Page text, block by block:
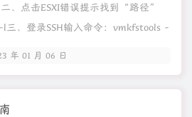
二、点击ESXI错误提示找到“路径”
、登录SSH输入命令：vmkfstools -
年 01 月 06 日